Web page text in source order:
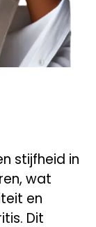
stijfheid in
wat
en
Dit